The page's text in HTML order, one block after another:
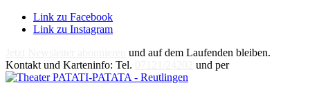
Link zu Facebook
Link zu Instagram
und auf dem Laufenden bleiben.
Kontakt und Karteninfo: Tel.
und per